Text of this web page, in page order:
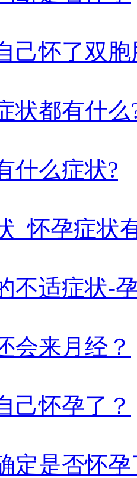
己怀了双胞
状都有什么
什么症状?
_怀孕症状
不适症状-
会来月经？
己怀孕了？
定是否怀孕